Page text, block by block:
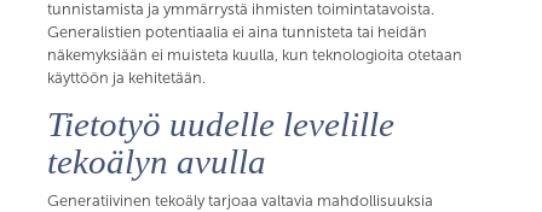
tunnistamista ja ymmärrystä ihmisten toimintatavoista.
Generalistien potentiaalia ei aina tunnisteta tai heidän
näkemyksiään ei muisteta kuulla, kun teknologioita otetaan
käyttöön ja kehitetään.
Tietotyö uudelle levelille
tekoälyn avulla
Generatiivinen tekoäly tarjoaa valtavia mahdollisuuksia